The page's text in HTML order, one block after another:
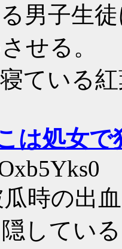
る男子生
せる。
寝ている
は処女で
時の出
してい